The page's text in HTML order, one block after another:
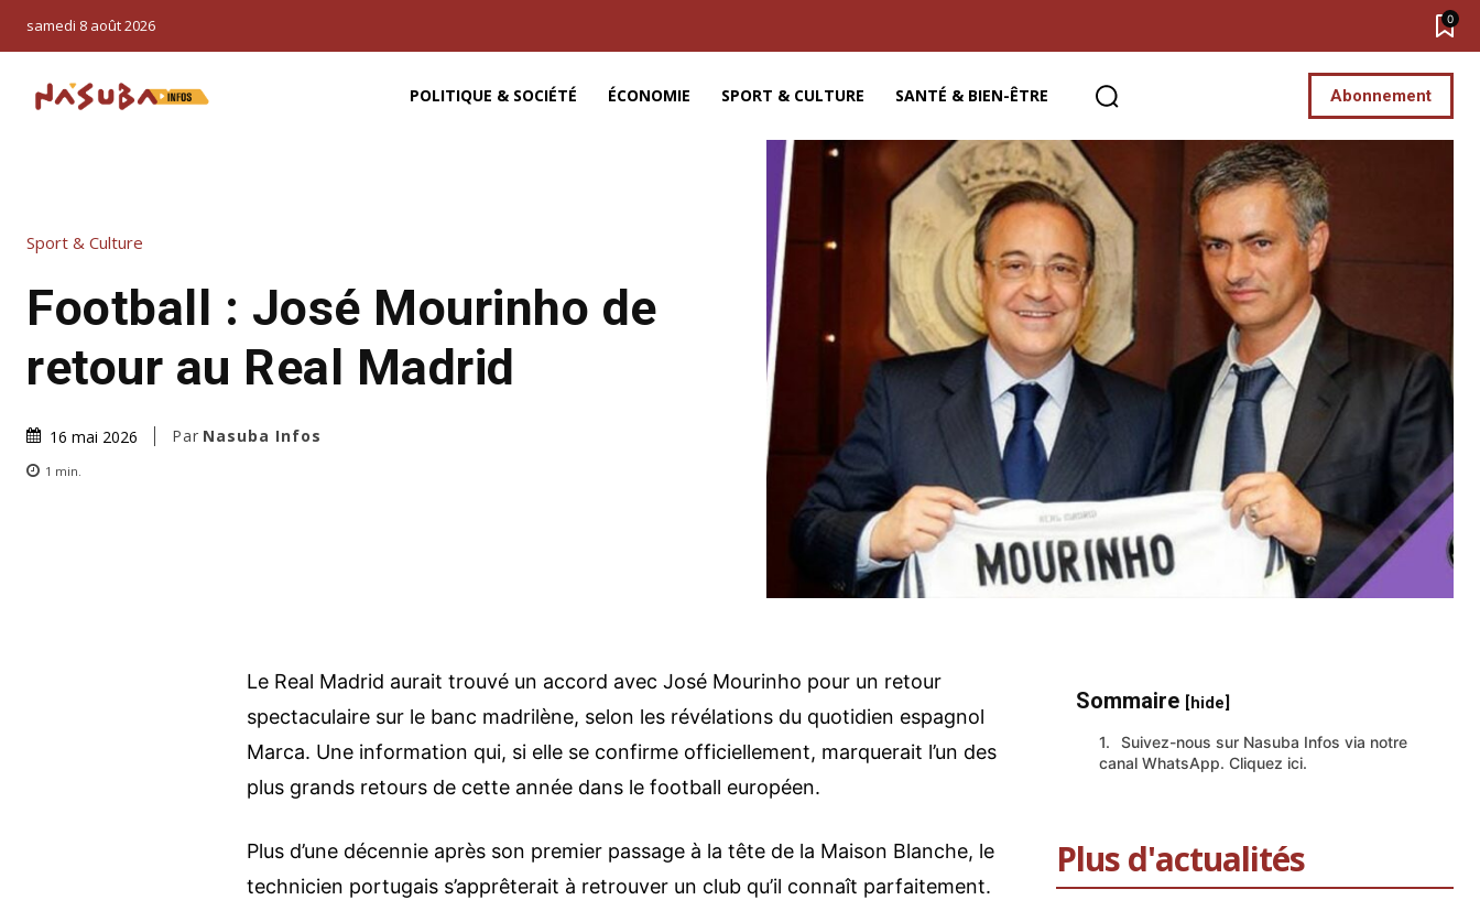
samedi 8 août 2026 0
POLITIQUE & SOCIÉTÉ ÉCONOMIE SPORT & CULTURE SANTÉ & BIEN-ÊTRE Abonnement
Sport & Culture
Football : José Mourinho de
retour au Real Madrid
16 mai 2026 Par Nasuba Infos
1 min.
Le Real Madrid aurait trouvé un accord avec José Mourinho pour un retour
spectaculaire sur le banc madrilène, selon les révélations du quotidien espagnol
Marca. Une information qui, si elle se confirme officiellement, marquerait l’un des
plus grands retours de cette année dans le football européen.
Plus d’une décennie après son premier passage à la tête de la Maison Blanche, le
technicien portugais s’apprêterait à retrouver un club qu’il connaît parfaitement.
Sommaire [hide]
Suivez-nous sur Nasuba Infos via notre
canal WhatsApp. Cliquez ici.
Plus d'actualités